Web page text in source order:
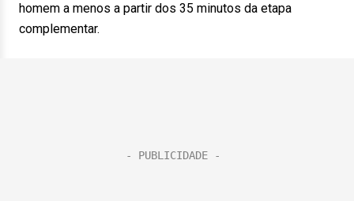
homem a menos a partir dos 35 minutos da etapa
complementar.